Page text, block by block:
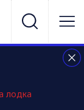
лодка